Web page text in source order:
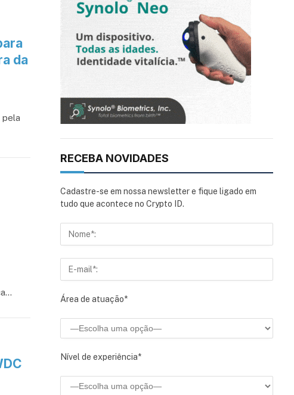
da
pela
RECEBA NOVIDADES
Cadastre-se em nossa newsletter e fique ligado em
tudo que acontece no Crypto ID.
Área de atuação*
Nível de experiência*